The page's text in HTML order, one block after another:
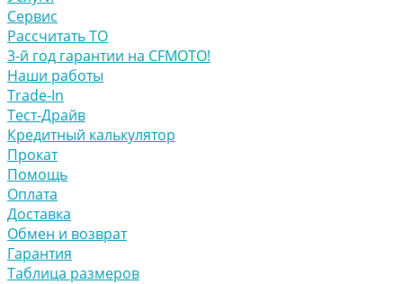
Сервис
Рассчитать ТО
3-й год гарантии на CFMOTO!
Наши работы
Trade-In
Тест-Драйв
Кредитный калькулятор
Прокат
Помощь
Оплата
Доставка
Обмен и возврат
Гарантия
Таблица размеров